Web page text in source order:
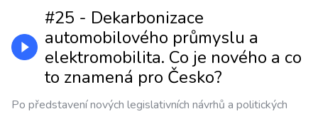
#25 - Dekarbonizace
automobilového průmyslu a
elektromobilita. Co je nového a co
to znamená pro Česko?
Po představení nových legislativních návrhů a politických